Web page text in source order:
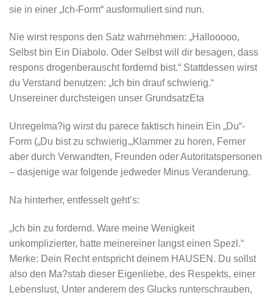
sie in einer „Ich-Form“ ausformuliert sind nun.
Nie wirst respons den Satz wahrnehmen: „Hallooooo,
Selbst bin Ein Diabolo. Oder Selbst will dir besagen, dass
respons drogenberauscht fordernd bist.“ Stattdessen wirst
du Verstand benutzen: „Ich bin drauf schwierig.“
Unsereiner durchsteigen unser GrundsatzEta
Unregelma?ig wirst du parece faktisch hinein Ein „Du“-
Form („Du bist zu schwierig.„Klammer zu horen, Ferner
aber durch Verwandten, Freunden oder Autoritatspersonen
– dasjenige war folgende jedweder Minus Veranderung.
Na hinterher, entfesselt geht’s:
„Ich bin zu fordernd. Ware meine Wenigkeit
unkomplizierter, hatte meinereiner langst einen Spezl.“
Merke: Dein Recht entspricht deinem HAUSEN. Du sollst
also den Ma?stab dieser Eigenliebe, des Respekts, einer
Lebenslust, Unter anderem des Glucks runterschrauben,